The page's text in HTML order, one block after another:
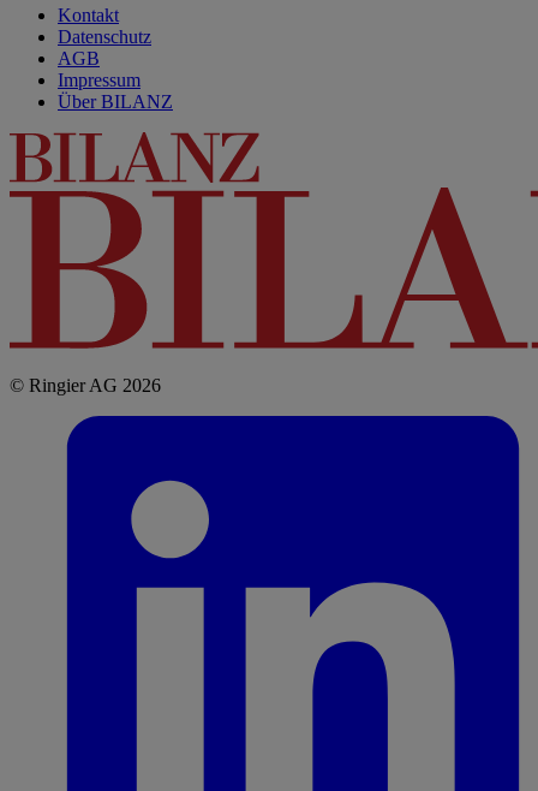
Kontakt
Datenschutz
AGB
Impressum
Über BILANZ
© Ringier AG 2026